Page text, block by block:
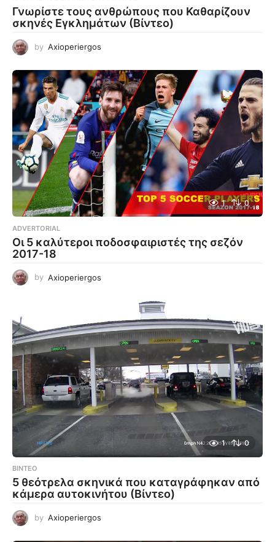
Γνωρίστε τους ανθρώπους που Καθαρίζουν
σκηνές Εγκλημάτων (Βίντεο)
by Axioperiergos
1 0
ADVERTORIAL
Οι 5 καλύτεροι ποδοσφαιριστές της σεζόν
2017-18
by Axioperiergos
1 0
ΒΊΝΤΕΟ
5 θεότρελα σκηνικά που καταγράφηκαν από
κάμερα αυτοκινήτου (Βίντεο)
by Axioperiergos